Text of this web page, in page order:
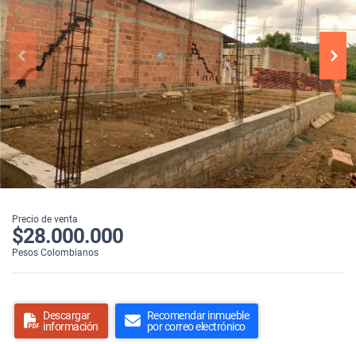
Precio de venta
$28.000.000
Pesos Colombianos
Descargar
información
Recomendar inmueble
por correo electrónico